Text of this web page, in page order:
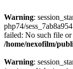
Warning:
php74/
failed: No such file
/home/nexofilm/
Warning: